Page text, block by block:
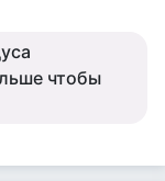
чтобы